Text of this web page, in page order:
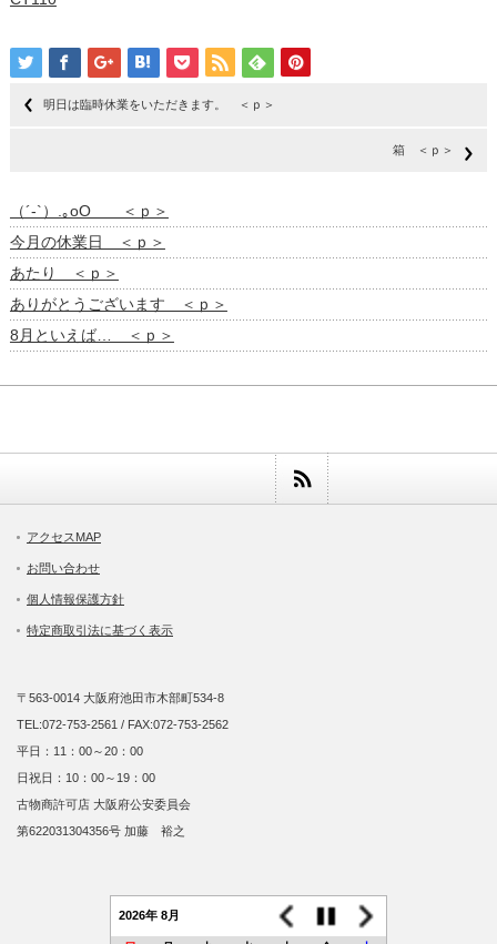
明日は臨時休業をいただきます。 ＜ｐ＞
箱 ＜ｐ＞
（´-`）.｡oO ＜ｐ＞
今月の休業日 ＜ｐ＞
あたり ＜ｐ＞
ありがとうございます ＜ｐ＞
8月といえば… ＜ｐ＞
アクセスMAP
お問い合わせ
個人情報保護方針
特定商取引法に基づく表示
〒563-0014 大阪府池田市木部町534-8
TEL:072-753-2561 / FAX:072-753-2562
平日：11：00～20：00
日祝日：10：00～19：00
古物商許可店 大阪府公安委員会
第622031304356号 加藤 裕之
2026年 8月